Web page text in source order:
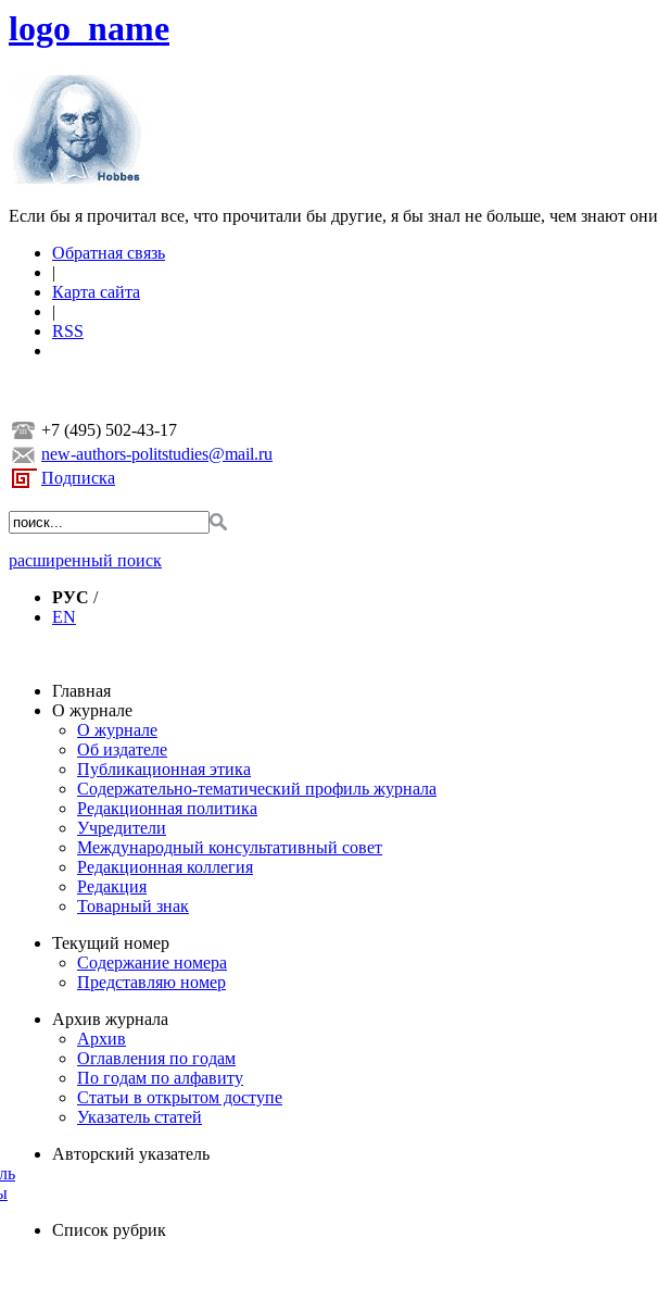
logo_name
Если бы я прочитал все, что прочитали бы другие, я бы знал не больше, чем знают они
Обратная связь
|
Карта сайта
|
RSS
+7 (495) 502-43-17
new-authors-politstudies@mail.ru
Подписка
расширенный поиск
РУС /
EN
Главная
О журнале
О журнале
Об издателе
Публикационная этика
Содержательно-тематический профиль журнала
Редакционная политика
Учредители
Международный консультативный совет
Редакционная коллегия
Редакция
Товарный знак
Текущий номер
Содержание номера
Представляю номер
Архив журнала
Архив
Оглавления по годам
По годам по алфавиту
Статьи в открытом доступе
Указатель статей
Авторский указатель
Список рубрик